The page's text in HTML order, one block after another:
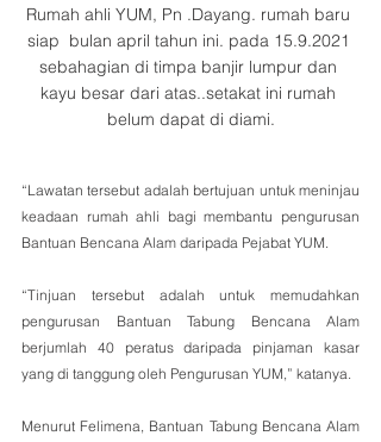
Rumah ahli YUM, Pn .Dayang. rumah baru
siap  bulan april tahun ini. pada 15.9.2021
sebahagian di timpa banjir lumpur dan
kayu besar dari atas..setakat ini rumah
belum dapat di diami.
“Lawatan tersebut adalah bertujuan untuk meninjau
keadaan rumah ahli bagi membantu pengurusan
Bantuan Bencana Alam daripada Pejabat YUM.
“Tinjuan tersebut adalah untuk memudahkan
pengurusan Bantuan Tabung Bencana Alam
berjumlah 40 peratus daripada pinjaman kasar
yang di tanggung oleh Pengurusan YUM,” katanya.
Menurut Felimena, Bantuan Tabung Bencana Alam